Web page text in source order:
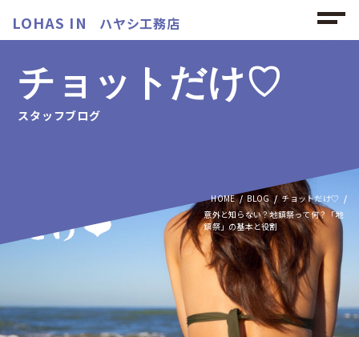
LOHAS IN ハヤシ工務店
チョットだけ♡
スタッフブログ
HOME BLOG
チョットだけ♡
意外と知らない？地鎮祭って何？「地
鎮祭」の基本と役割